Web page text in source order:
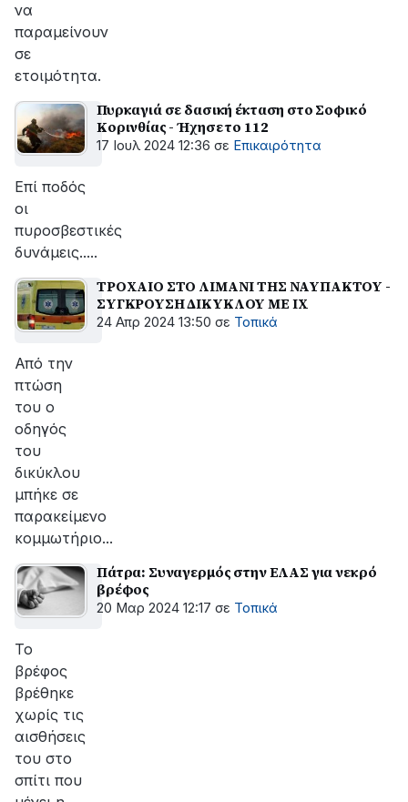
να
παραμείνουν
σε
ετοιμότητα.
Πυρκαγιά σε δασική έκταση στο Σοφικό
Κορινθίας - Ήχησε το 112
17 Ιουλ 2024 12:36 σε Επικαιρότητα
Επί ποδός
οι
πυροσβεστικές
δυνάμεις.....
ΤΡΟΧΑΙΟ ΣΤΟ ΛΙΜΑΝΙ ΤΗΣ ΝΑΥΠΑΚΤΟΥ -
ΣΥΓΚΡΟΥΣΗ ΔΙΚΥΚΛΟΥ ΜΕ ΙΧ
24 Απρ 2024 13:50 σε Τοπικά
Από την
πτώση
του ο
οδηγός
του
δικύκλου
μπήκε σε
παρακείμενο
κομμωτήριο...
Πάτρα: Συναγερμός στην ΕΛΑΣ για νεκρό
βρέφος
20 Μαρ 2024 12:17 σε Τοπικά
Το
βρέφος
βρέθηκε
χωρίς τις
αισθήσεις
του στο
σπίτι που